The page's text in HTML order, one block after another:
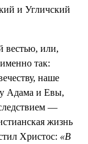
и Угличский
вестью, или,
так:
наше
Адама и Евы,
—
жизнь
Христос: «В